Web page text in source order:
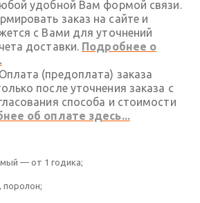
удобной Вам формой связи.
заказ на сайте и
с Вами для уточнений
доставки. Подробнее о
Оплата (предоплата) заказа
после уточнения заказа с
способа и стоимости
об оплате здесь...
— от 1 годика;